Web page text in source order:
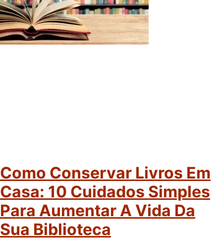
Como Conservar Livros Em
Casa: 10 Cuidados Simples
Para Aumentar A Vida Da
Sua Biblioteca